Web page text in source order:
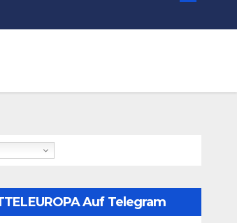
Auf Telegram